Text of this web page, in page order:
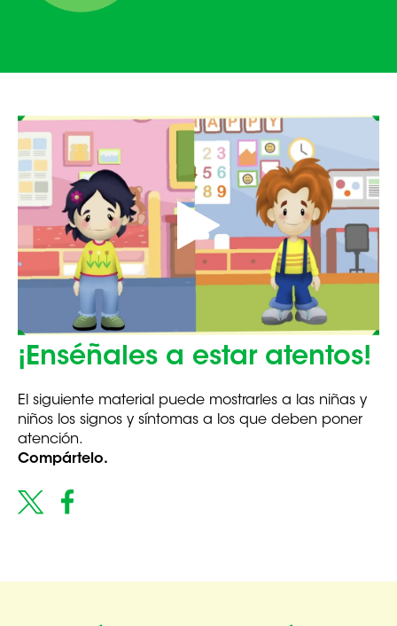
¡Enséñales a estar atentos!
El siguiente material puede mostrarles a las niñas y
niños los signos y síntomas a los que deben poner
atención.
Compártelo.